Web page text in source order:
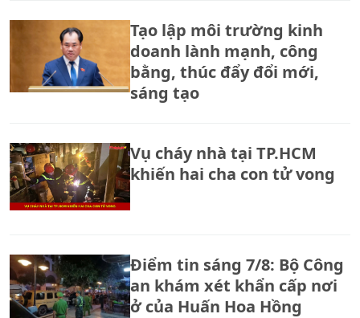
Tạo lập môi trường kinh
doanh lành mạnh, công
bằng, thúc đẩy đổi mới,
sáng tạo
Vụ cháy nhà tại TP.HCM
khiến hai cha con tử vong
Điểm tin sáng 7/8: Bộ Công
an khám xét khẩn cấp nơi
ở của Huấn Hoa Hồng